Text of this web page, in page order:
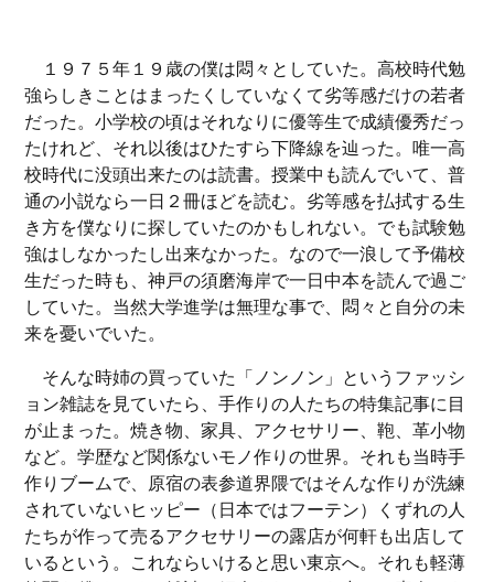
１９７５年１９歳の僕は悶々としていた。高校時代勉
強らしきことはまったくしていなくて劣等感だけの若者
だった。小学校の頃はそれなりに優等生で成績優秀だっ
たけれど、それ以後はひたすら下降線を辿った。唯一高
校時代に没頭出来たのは読書。授業中も読んでいて、普
通の小説なら一日２冊ほどを読む。劣等感を払拭する生
き方を僕なりに探していたのかもしれない。でも試験勉
強はしなかったし出来なかった。なので一浪して予備校
生だった時も、神戸の須磨海岸で一日中本を読んで過ご
していた。当然大学進学は無理な事で、悶々と自分の未
来を憂いでいた。
そんな時姉の買っていた「ノンノン」というファッシ
ョン雑誌を見ていたら、手作りの人たちの特集記事に目
が止まった。焼き物、家具、アクセサリー、鞄、革小物
など。学歴など関係ないモノ作りの世界。それも当時手
作りブームで、原宿の表参道界隈ではそんな作りが洗練
されていないヒッピー（日本ではフーテン）くずれの人
たちが作って売るアクセサリーの露店が何軒も出店して
いるという。これならいけると思い東京へ。それも軽薄